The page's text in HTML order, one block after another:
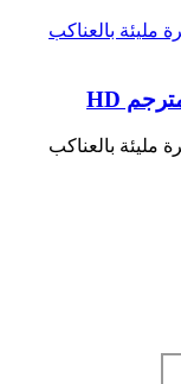
مليئة بالعناكب
مليئة بالعناكب